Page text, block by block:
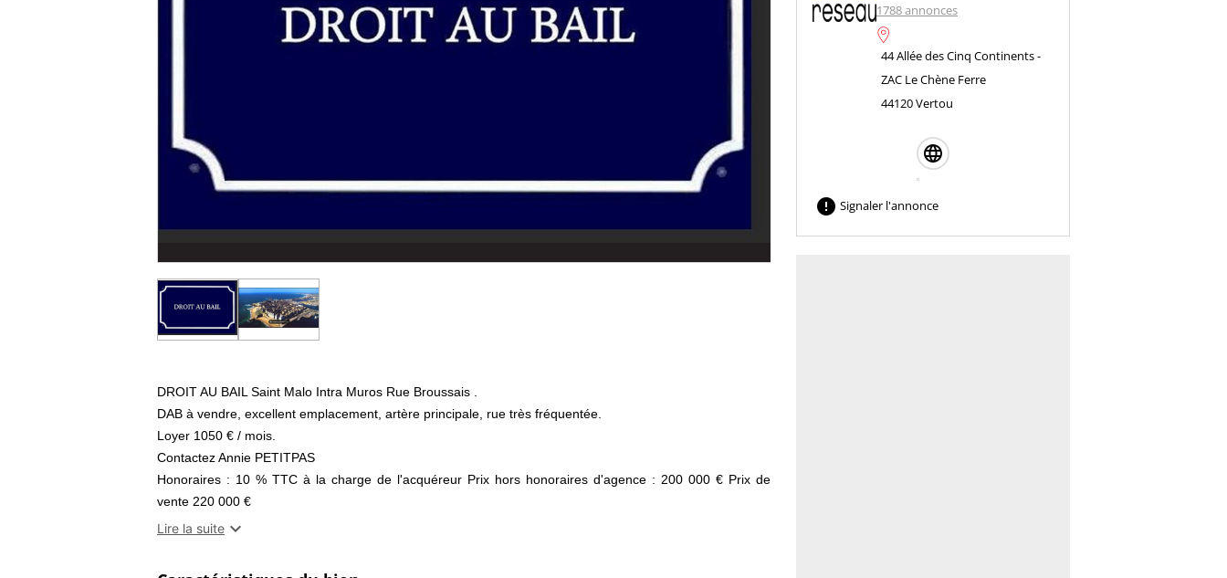
DROIT AU BAIL Saint Malo Intra Muros Rue Broussais .
DAB à vendre, excellent emplacement, artère principale, rue très fréquentée.
Loyer 1050 € / mois.
Contactez Annie PETITPAS
Honoraires : 10 % TTC à la charge de l'acquéreur Prix hors honoraires d'agence : 200 000 € Prix de
vente 220 000 €
Selon l'article L.561.5 du Code Monétaire et Financier, pour l'organisation de la visite, la présentation
Lire la suite 
1788 annonces
44 Allée des Cinq Continents -
ZAC Le Chène Ferre
44120 Vertou
 Signaler l'annonce